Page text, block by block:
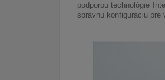
podporou technológie
správnu konfiguráciu pre